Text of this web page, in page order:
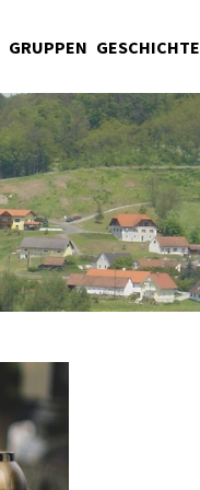
GRUPPEN GESCHICHTE